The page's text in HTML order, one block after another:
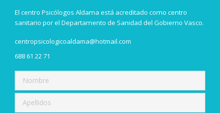
El centro Psicólogos Aldama está acreditado como centro
sanitario por el Departamento de Sanidad del Gobierno Vasco.
centropsicologicoaldama@hotmail.com
688 61 22 71